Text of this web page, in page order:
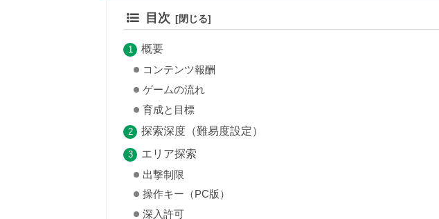
目次
概要
コンテンツ報酬
ゲームの流れ
育成と目標
探索深度（難易度設定）
エリア探索
出撃制限
操作キー（PC版）
深入許可